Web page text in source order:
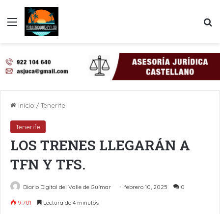
Menú
Inicio /Tenerife
Tenerife
LOS TRENES LLEGARÁN A
TFN Y TFS.
Diario Digital del Valle de Güímar febrero 10, 2025 0
9.701 Lectura de 4 minutos